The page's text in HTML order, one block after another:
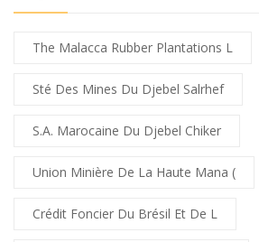
The Malacca Rubber Plantations L
Sté Des Mines Du Djebel Salrhef
S.A. Marocaine Du Djebel Chiker
Union Minière De La Haute Mana (
Crédit Foncier Du Brésil Et De L